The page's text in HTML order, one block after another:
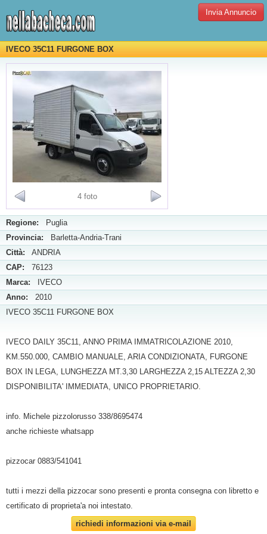
Invia Annuncio
IVECO 35C11 FURGONE BOX
4 foto
Regione: Puglia
Provincia: Barletta-Andria-Trani
Città: ANDRIA
CAP: 76123
Marca: IVECO
Anno: 2010
IVECO 35C11 FURGONE BOX
IVECO DAILY 35C11, ANNO PRIMA IMMATRICOLAZIONE 2010,
KM.550.000, CAMBIO MANUALE, ARIA CONDIZIONATA, FURGONE
BOX IN LEGA, LUNGHEZZA MT.3,30 LARGHEZZA 2,15 ALTEZZA 2,30
DISPONIBILITA' IMMEDIATA, UNICO PROPRIETARIO.
info. Michele pizzolorusso 338/8695474
anche richieste whatsapp
pizzocar 0883/541041
tutti i mezzi della pizzocar sono presenti e pronta consegna con libretto e
certificato di proprieta'a noi intestato.
richiedi informazioni via e-mail